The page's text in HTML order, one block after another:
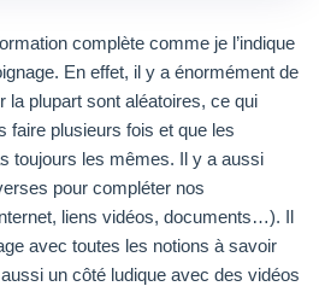
complète comme je l’indique
En effet, il y a énormément de
la plupart sont aléatoires, ce qui
faire plusieurs fois et que les
toujours les mêmes. Il y a aussi
pour compléter nos
liens vidéos, documents…). Il
avec toutes les notions à savoir
un côté ludique avec des vidéos